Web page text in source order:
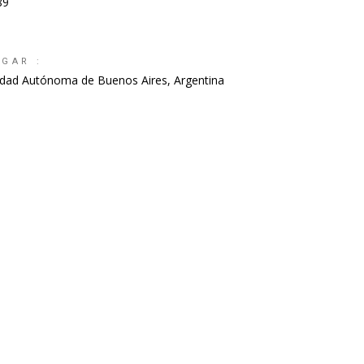
:
Autónoma de Buenos Aires, Argentina